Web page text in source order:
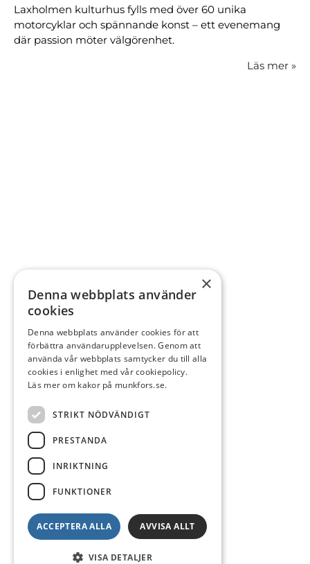
Laxholmen kulturhus fylls med över 60 unika
motorcyklar och spännande konst – ett evenemang
där passion möter välgörenhet.
Läs mer »
×
Denna webbplats använder
cookies
Denna webbplats använder cookies för att
förbättra användarupplevelsen. Genom att
använda vår webbplats samtycker du till alla
cookies i enlighet med vår cookiepolicy.
Läs mer om kakor på munkfors.se.
STRIKT NÖDVÄNDIGT
PRESTANDA
INRIKTNING
FUNKTIONER
ACCEPTERA ALLA AVVISA ALLT
VISA DETALJER